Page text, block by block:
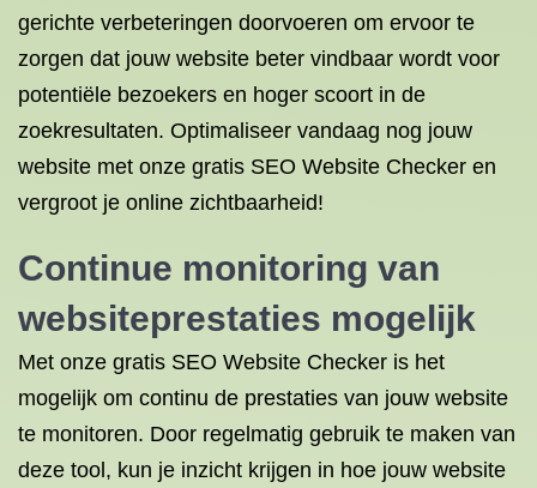
gerichte verbeteringen doorvoeren om ervoor te
zorgen dat jouw website beter vindbaar wordt voor
potentiële bezoekers en hoger scoort in de
zoekresultaten. Optimaliseer vandaag nog jouw
website met onze gratis SEO Website Checker en
vergroot je online zichtbaarheid!
Continue monitoring van
websiteprestaties mogelijk
Met onze gratis SEO Website Checker is het
mogelijk om continu de prestaties van jouw website
te monitoren. Door regelmatig gebruik te maken van
deze tool, kun je inzicht krijgen in hoe jouw website